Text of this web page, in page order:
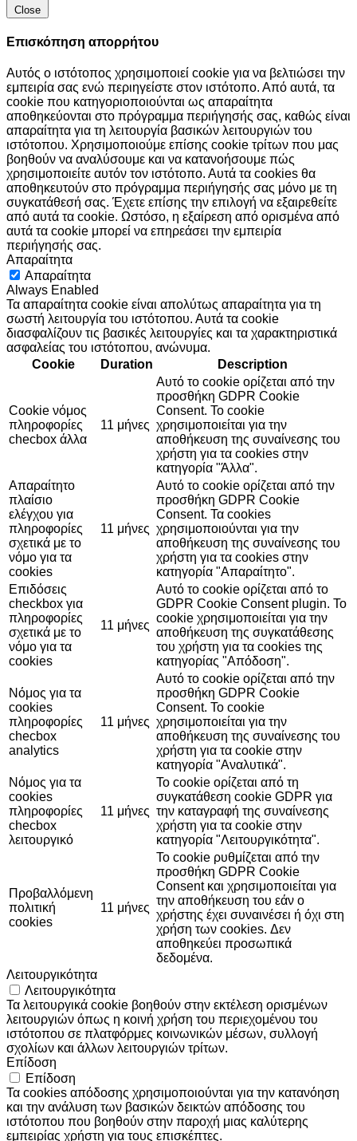
Close
Επισκόπηση απορρήτου
Αυτός ο ιστότοπος χρησιμοποιεί cookie για να βελτιώσει την
εμπειρία σας ενώ περιηγείστε στον ιστότοπο. Από αυτά, τα
cookie που κατηγοριοποιούνται ως απαραίτητα
αποθηκεύονται στο πρόγραμμα περιήγησής σας, καθώς είναι
απαραίτητα για τη λειτουργία βασικών λειτουργιών του
ιστότοπου. Χρησιμοποιούμε επίσης cookie τρίτων που μας
βοηθούν να αναλύσουμε και να κατανοήσουμε πώς
χρησιμοποιείτε αυτόν τον ιστότοπο. Αυτά τα cookies θα
αποθηκευτούν στο πρόγραμμα περιήγησής σας μόνο με τη
συγκατάθεσή σας. Έχετε επίσης την επιλογή να εξαιρεθείτε
από αυτά τα cookie. Ωστόσο, η εξαίρεση από ορισμένα από
αυτά τα cookie μπορεί να επηρεάσει την εμπειρία
περιήγησής σας.
Απαραίτητα
Απαραίτητα
Always Enabled
Τα απαραίτητα cookie είναι απολύτως απαραίτητα για τη
σωστή λειτουργία του ιστότοπου. Αυτά τα cookie
διασφαλίζουν τις βασικές λειτουργίες και τα χαρακτηριστικά
ασφαλείας του ιστότοπου, ανώνυμα.
Cookie
Duration Description
Cookie νόμος
πληροφορίες
checbox άλλα
11 μήνες
Αυτό το cookie ορίζεται από την
προσθήκη GDPR Cookie
Consent. Το cookie
χρησιμοποιείται για την
αποθήκευση της συναίνεσης του
χρήστη για τα cookies στην
κατηγορία "Άλλα".
Απαραίτητο
πλαίσιο
ελέγχου για
πληροφορίες
σχετικά με το
νόμο για τα
cookies
11 μήνες
Αυτό το cookie ορίζεται από την
προσθήκη GDPR Cookie
Consent. Τα cookies
χρησιμοποιούνται για την
αποθήκευση της συναίνεσης του
χρήστη για τα cookies στην
κατηγορία "Απαραίτητο".
Επιδόσεις
checkbox για
πληροφορίες
σχετικά με το
νόμο για τα
cookies
11 μήνες
Αυτό το cookie ορίζεται από το
GDPR Cookie Consent plugin. Το
cookie χρησιμοποιείται για την
αποθήκευση της συγκατάθεσης
του χρήστη για τα cookies της
κατηγορίας "Απόδοση".
Νόμος για τα
cookies
πληροφορίες
checbox
analytics
11 μήνες
Αυτό το cookie ορίζεται από την
προσθήκη GDPR Cookie
Consent. Το cookie
χρησιμοποιείται για την
αποθήκευση της συναίνεσης του
χρήστη για τα cookie στην
κατηγορία "Αναλυτικά".
Νόμος για τα
cookies
πληροφορίες
checbox
λειτουργικό
11 μήνες
Το cookie ορίζεται από τη
συγκατάθεση cookie GDPR για
την καταγραφή της συναίνεσης
χρήστη για τα cookie στην
κατηγορία "Λειτουργικότητα".
Προβαλλόμενη
πολιτική
cookies
11 μήνες
Το cookie ρυθμίζεται από την
προσθήκη GDPR Cookie
Consent και χρησιμοποιείται για
την αποθήκευση του εάν ο
χρήστης έχει συναινέσει ή όχι στη
χρήση των cookies. Δεν
αποθηκεύει προσωπικά
δεδομένα.
Λειτουργικότητα
Λειτουργικότητα
Τα λειτουργικά cookie βοηθούν στην εκτέλεση ορισμένων
λειτουργιών όπως η κοινή χρήση του περιεχομένου του
ιστότοπου σε πλατφόρμες κοινωνικών μέσων, συλλογή
σχολίων και άλλων λειτουργιών τρίτων.
Επίδοση
Επίδοση
Τα cookies απόδοσης χρησιμοποιούνται για την κατανόηση
και την ανάλυση των βασικών δεικτών απόδοσης του
ιστότοπου που βοηθούν στην παροχή μιας καλύτερης
εμπειρίας χρήστη για τους επισκέπτες.